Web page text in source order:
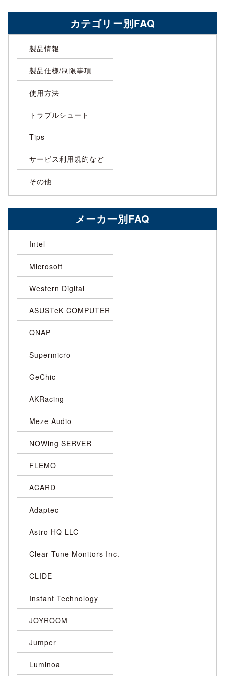
カテゴリー別FAQ
製品情報
製品仕様/制限事項
使用方法
トラブルシュート
Tips
サービス利用規約など
その他
メーカー別FAQ
Intel
Microsoft
Western Digital
ASUSTeK COMPUTER
QNAP
Supermicro
GeChic
AKRacing
Meze Audio
NOWing SERVER
FLEMO
ACARD
Adaptec
Astro HQ LLC
Clear Tune Monitors Inc.
CLIDE
Instant Technology
JOYROOM
Jumper
Luminoa